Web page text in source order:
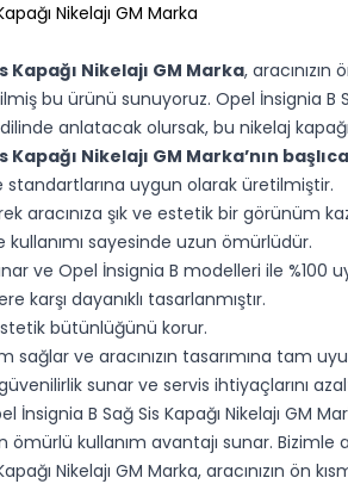
Nikelajı GM Marka
Kapağı Nikelajı GM Marka,
bu ürünü sunuyoruz. Opel İnsignia B
anlatacak olursak, bu nikelaj
Kapağı Nikelajı GM Marka’nın
standartlarına uygun olarak üretilmiştir.
aracınıza şık ve estetik bir görünüm
sayesinde uzun ömürlüdür.
ve Opel İnsignia B modelleri ile %100
karşı dayanıklı tasarlanmıştır.
estetik bütünlüğünü korur.
ve aracınızın tasarımına tam
sunar ve servis ihtiyaçlarını
İnsignia B Sağ Sis Kapağı Nikelajı GM
ömürlü kullanım avantajı sunar.
Nikelajı GM Marka, aracınızın ön